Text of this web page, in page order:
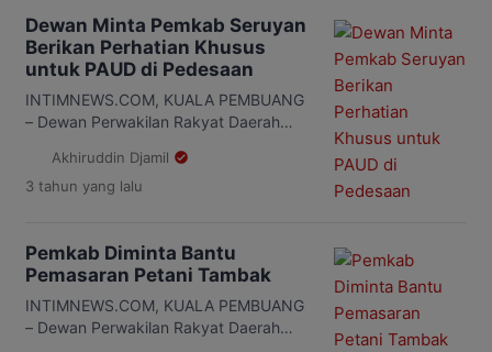
Dewan Minta Pemkab Seruyan
Berikan Perhatian Khusus
untuk PAUD di Pedesaan
INTIMNEWS.COM, KUALA PEMBUANG
– Dewan Perwakilan Rakyat Daerah
Kabupaten (Pemkab) Seruyan melalui
dinas terkaitnya agar bisa memberikan
(PAUD) di wilayah setempat. “Perlu
perhatian khusus bagi usaha-usaha
pendirian PAUD khususnya yang ada di
wilayah pedesaan,” kata Anggota DPRD
Seruyan Arahman, Kamis 1 Juni […]
Akhiruddin Djamil
3 tahun yang lalu
Pemkab Diminta Bantu
Pemasaran Petani Tambak
INTIMNEWS.COM, KUALA PEMBUANG
– Dewan Perwakilan Rakyat Daerah